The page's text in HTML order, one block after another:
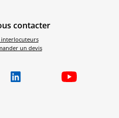
contacter
interlocuteurs
un devis